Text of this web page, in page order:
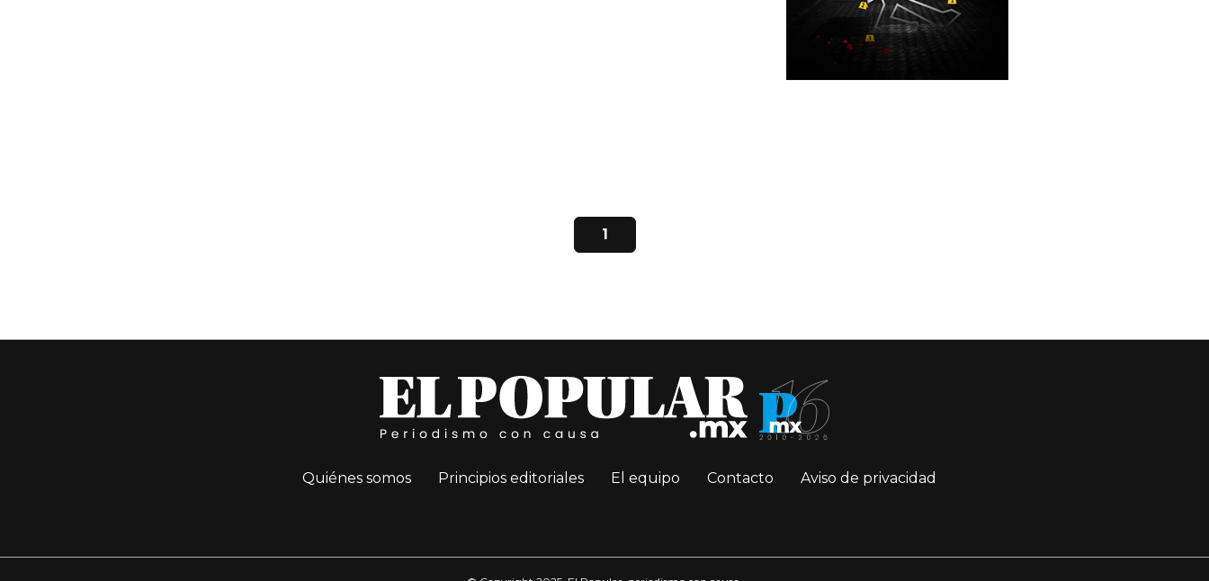
1
Quiénes somos Principios editoriales El equipo Contacto Aviso de privacidad